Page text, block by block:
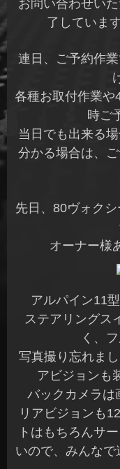
お問い合わせい
了していま
連日、ご予約作
各種お取付作業や
時ご
当日でも出来る
分かる場合は、
先日、80ヴォク
オーナー様
アルパイン11
ステアリングス
く、
写真撮り忘れま
アビジョンも
バックカメラは
リアビジョンも
トはもちろんサ
いので、みんな